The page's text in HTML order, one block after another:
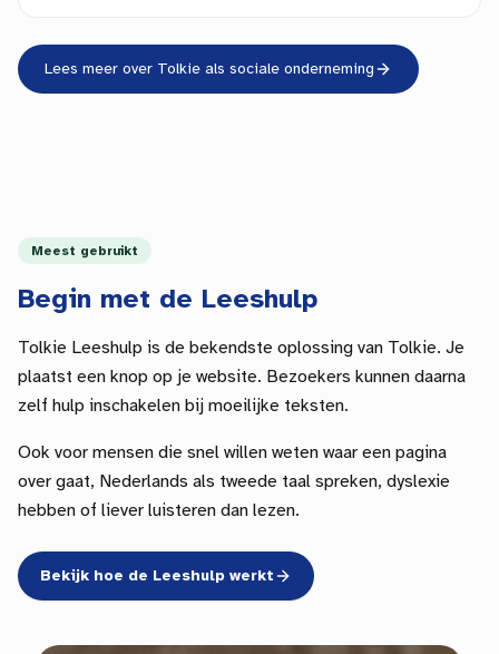
Lees meer over Tolkie als sociale onderneming
Meest gebruikt
Begin met de Leeshulp
Tolkie Leeshulp is de bekendste oplossing van Tolkie. Je
plaatst een knop op je website. Bezoekers kunnen daarna
zelf hulp inschakelen bij moeilijke teksten.
Ook voor mensen die snel willen weten waar een pagina
over gaat, Nederlands als tweede taal spreken, dyslexie
hebben of liever luisteren dan lezen.
Bekijk hoe de Leeshulp werkt